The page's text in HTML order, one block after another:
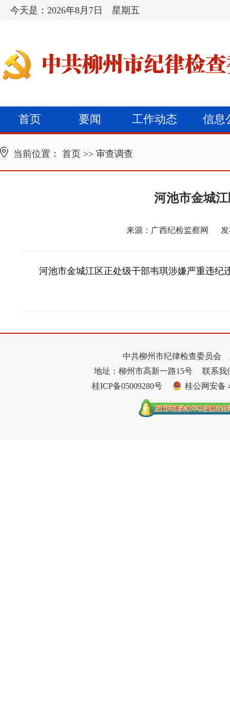
今天是： 2026年8月7日 星期五
首页 要闻 工作动态 信息
当前位置： 首页 >> 审查调查
河池市金城
来源： 广西纪检监察网
河池市金城江区正处级干部韦琪涉嫌严重违纪
中共柳州市纪律检查委员会
地址：柳州市高新一路15号
联系我
桂ICP备05009280号
桂公网安备